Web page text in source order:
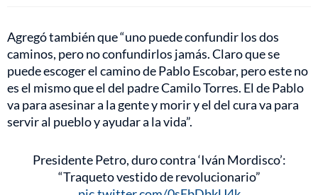
Agregó también que “uno puede confundir los dos
caminos, pero no confundirlos jamás. Claro que se
puede escoger el camino de Pablo Escobar, pero este no
es el mismo que el del padre Camilo Torres. El de Pablo
va para asesinar a la gente y morir y el del cura va para
servir al pueblo y ayudar a la vida”.
Presidente Petro, duro contra ‘Iván Mordisco’:
“Traqueto vestido de revolucionario”